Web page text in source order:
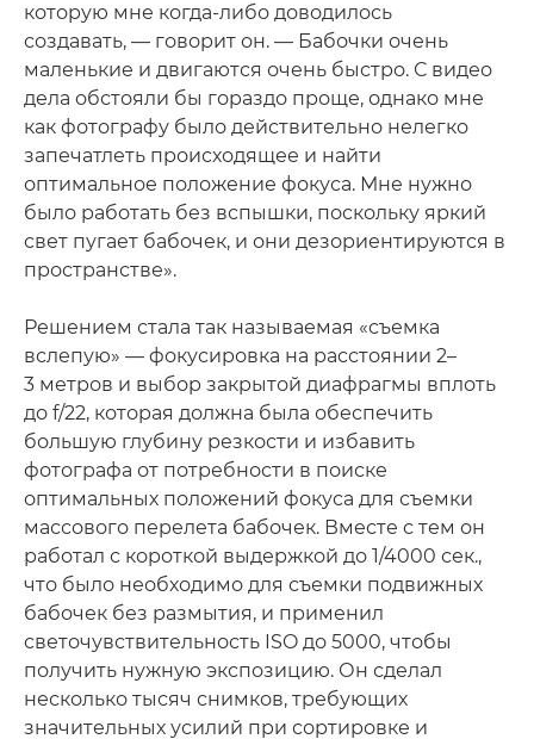
которую мне когда-либо доводилось
создавать, — говорит он. — Бабочки очень
маленькие и двигаются очень быстро. С видео
дела обстояли бы гораздо проще, однако мне
как фотографу было действительно нелегко
запечатлеть происходящее и найти
оптимальное положение фокуса. Мне нужно
было работать без вспышки, поскольку яркий
свет пугает бабочек, и они дезориентируются в
пространстве».
Решением стала так называемая «съемка
вслепую» — фокусировка на расстоянии 2–
3 метров и выбор закрытой диафрагмы вплоть
до f/22, которая должна была обеспечить
большую глубину резкости и избавить
фотографа от потребности в поиске
оптимальных положений фокуса для съемки
массового перелета бабочек. Вместе с тем он
работал с короткой выдержкой до 1/4000 сек.,
что было необходимо для съемки подвижных
бабочек без размытия, и применил
светочувствительность ISO до 5000, чтобы
получить нужную экспозицию. Он сделал
несколько тысяч снимков, требующих
значительных усилий при сортировке и